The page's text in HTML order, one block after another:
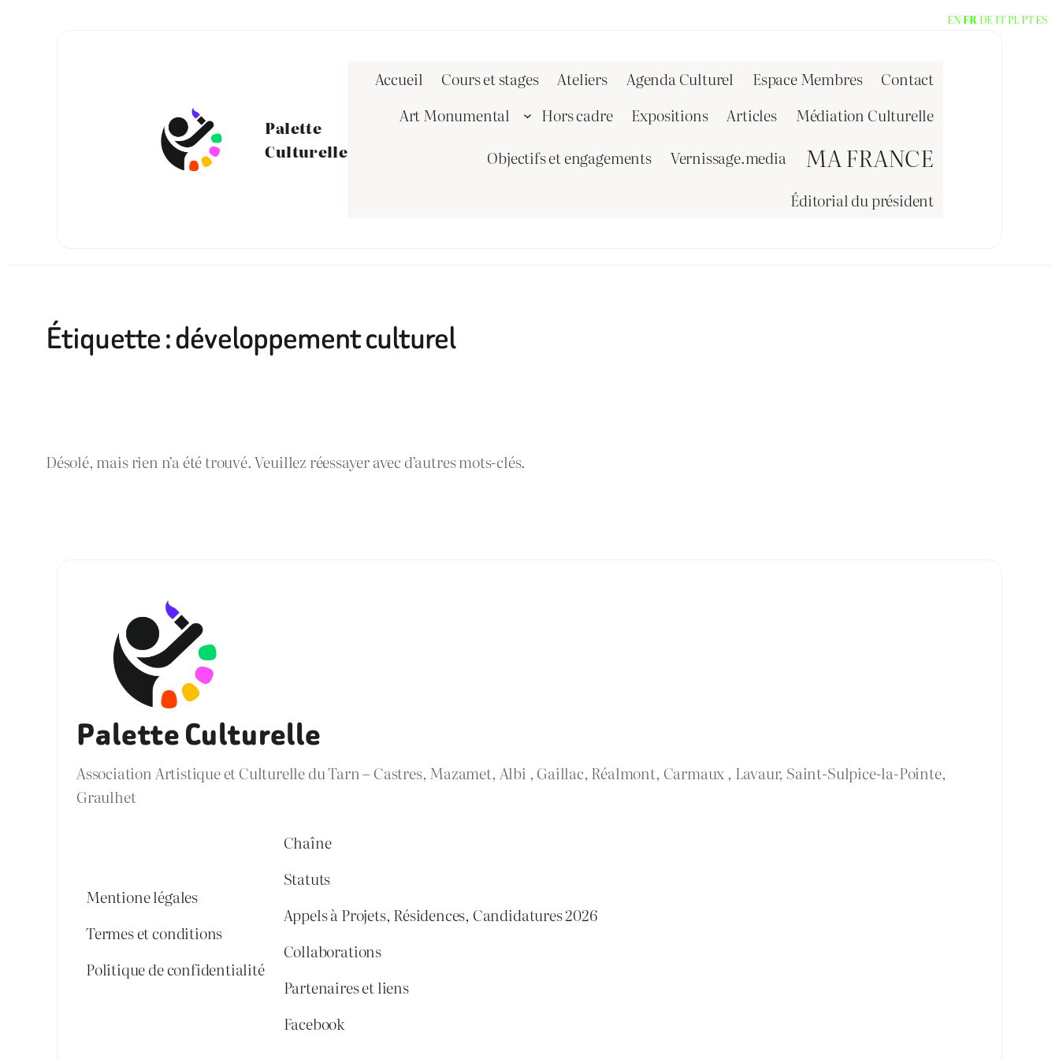
Palette
Culturelle
Accueil Cours et stages Ateliers Agenda Culturel Espace Membres
Contact
Art Monumental
Hors cadre Expositions Articles
Médiation Culturelle
Objectifs et engagements
Vernissage.media MA FRANCE
Éditorial du président
Étiquette :développement culturel
Désolé, mais rien n’a été trouvé. Veuillez réessayer avec d’autres mots-clés.
Palette Culturelle
Association Artistique et Culturelle du Tarn – Castres, Mazamet, Albi , Gaillac, Réalmont, Carmaux , Lavaur, Saint-Sulpice-la-Pointe,
Graulhet
Mentione légales
Termes et conditions
Politique de confidentialité
Chaîne
Statuts
Appels à Projets, Résidences, Candidatures 2026
Collaborations
Partenaires et liens
Facebook
EN FR DE IT PL PTES